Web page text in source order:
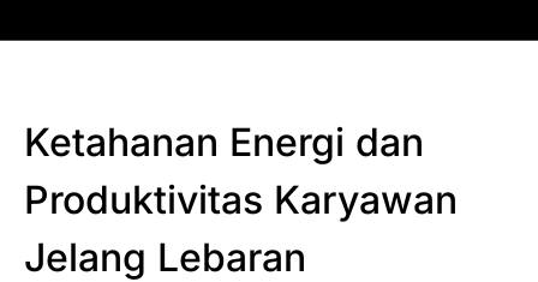
Ketahanan Energi dan
Produktivitas Karyawan
Jelang Lebaran